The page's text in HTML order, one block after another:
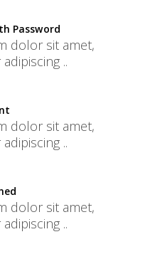
Password
dolor sit amet,
..
dolor sit amet,
..
dolor sit amet,
..